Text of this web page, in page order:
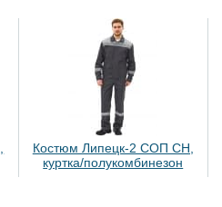
Костюм Липецк-2 СОП СН,
куртка/полукомбинезон